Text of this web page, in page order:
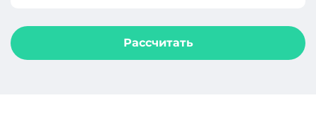
Рассчитать